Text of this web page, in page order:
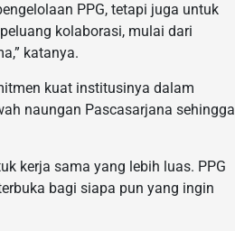
PPG, tetapi juga untuk
kolaborasi, mulai dari
katanya.
kuat institusinya dalam
naungan Pascasarjana sehingga
kerja sama yang lebih luas. PPG
bagi siapa pun yang ingin